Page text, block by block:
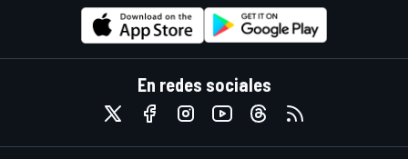
En redes sociales